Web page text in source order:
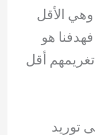
الأقل
هو
أقل
توريد